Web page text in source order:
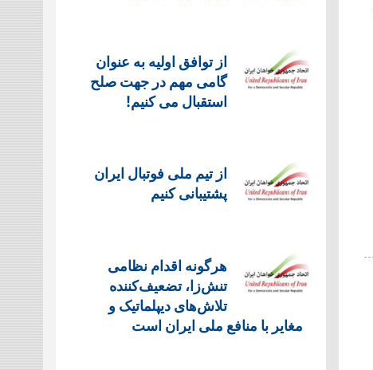
از توافق اولیه به عنوان
گامی مهم در جهت صلح
استقبال می کنیم!
از تیم ملی فوتبال ایران
پشتیبانی کنیم
هرگونه اقدام نظامی
تنش‌زا، تضعیف‌کننده
تلاش‌های دیپلماتیک و
مغایر با منافع ملی ایران است